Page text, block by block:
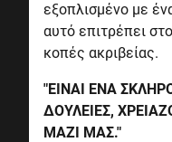
εξοπλισμένο με
αυτό επιτρέπει
κοπές ακριβείας.
"ΕΙΝΑΙ ΕΝΑ
ΔΟΥΛΕΙΕΣ,
ΜΑΖΙ ΜΑΣ."